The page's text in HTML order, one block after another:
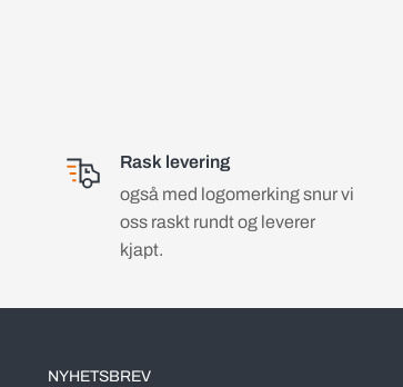
Rask levering
også med logomerking snur vi
oss raskt rundt og leverer
kjapt.
NYHETSBREV